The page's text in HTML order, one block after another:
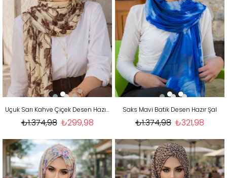
Uçuk Sarı Kahve Çiçek Desen Hazır Şal
₺299,98
₺1.374,98
Saks Mavi Batik Desen Hazır Şal
₺321,98
₺1.374,98